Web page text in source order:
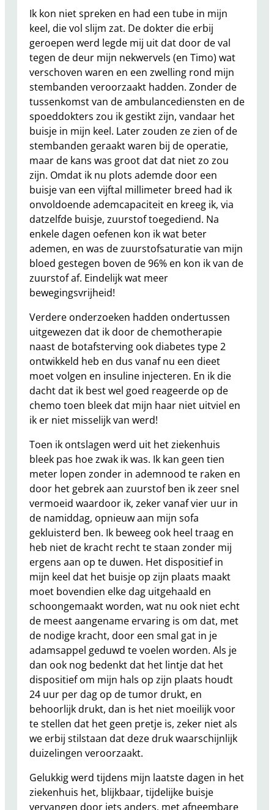
Ik kon niet spreken en had een tube in mijn
keel, die vol slijm zat. De dokter die erbij
geroepen werd legde mij uit dat door de val
tegen de deur mijn nekwervels (en Timo) wat
verschoven waren en een zwelling rond mijn
stembanden veroorzaakt hadden. Zonder de
tussenkomst van de ambulancediensten en de
spoeddokters zou ik gestikt zijn, vandaar het
buisje in mijn keel. Later zouden ze zien of de
stembanden geraakt waren bij de operatie,
maar de kans was groot dat dat niet zo zou
zijn. Omdat ik nu plots ademde door een
buisje van een vijftal millimeter breed had ik
onvoldoende ademcapaciteit en kreeg ik, via
datzelfde buisje, zuurstof toegediend. Na
enkele dagen oefenen kon ik wat beter
ademen, en was de zuurstofsaturatie van mijn
bloed gestegen boven de 96% en kon ik van de
zuurstof af. Eindelijk wat meer
bewegingsvrijheid!
Verdere onderzoeken hadden ondertussen
uitgewezen dat ik door de chemotherapie
naast de botafsterving ook diabetes type 2
ontwikkeld heb en dus vanaf nu een dieet
moet volgen en insuline injecteren. En ik die
dacht dat ik best wel goed reageerde op de
chemo toen bleek dat mijn haar niet uitviel en
ik er niet misselijk van werd!
Toen ik ontslagen werd uit het ziekenhuis
bleek pas hoe zwak ik was. Ik kan geen tien
meter lopen zonder in ademnood te raken en
door het gebrek aan zuurstof ben ik zeer snel
vermoeid waardoor ik, zeker vanaf vier uur in
de namiddag, opnieuw aan mijn sofa
gekluisterd ben. Ik beweeg ook heel traag en
heb niet de kracht recht te staan zonder mij
ergens aan op te duwen. Het dispositief in
mijn keel dat het buisje op zijn plaats maakt
moet bovendien elke dag uitgehaald en
schoongemaakt worden, wat nu ook niet echt
de meest aangename ervaring is om dat, met
de nodige kracht, door een smal gat in je
adamsappel geduwd te voelen worden. Als je
dan ook nog bedenkt dat het lintje dat het
dispositief om mijn hals op zijn plaats houdt
24 uur per dag op de tumor drukt, en
behoorlijk drukt, dan is het niet moeilijk voor
te stellen dat het geen pretje is, zeker niet als
we erbij stilstaan dat deze druk waarschijnlijk
duizelingen veroorzaakt.
Gelukkig werd tijdens mijn laatste dagen in het
ziekenhuis het, blijkbaar, tijdelijke buisje
vervangen door iets anders, met afneembare